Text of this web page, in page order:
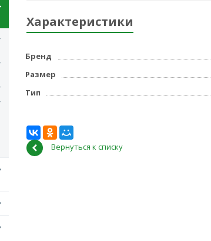
Характеристики
Бренд
Размер
Тип
Вернуться к списку